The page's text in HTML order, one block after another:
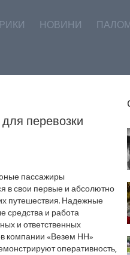
НОВИНИ
перевозки
пассажиры
в свои первые и абсолютно
путешествия. Надежные
средства и работа
и ответственных
компании «Везем НН»
оперативность,